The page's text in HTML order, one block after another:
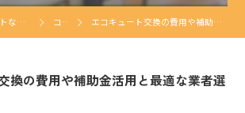
福岡のエコキュートならエナジー電気株式会社 コラム エコキュート交換の費用や補助金活用と最適な業者選び完全解説
換の費用や補助金活用と最適な業者選